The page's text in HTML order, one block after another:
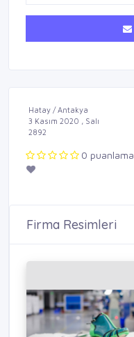
Hatay / Antakya
3 Kasım 2020 , Salı
2892
0 puanlama.
Firma Resimleri